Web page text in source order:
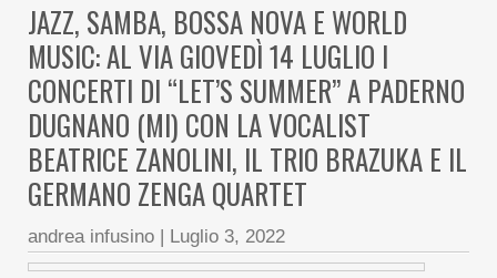
JAZZ, SAMBA, BOSSA NOVA E WORLD
MUSIC: AL VIA GIOVEDÌ 14 LUGLIO I
CONCERTI DI “LET’S SUMMER” A PADERNO
DUGNANO (MI) CON LA VOCALIST
BEATRICE ZANOLINI, IL TRIO BRAZUKA E IL
GERMANO ZENGA QUARTET
andrea infusino | Luglio 3, 2022